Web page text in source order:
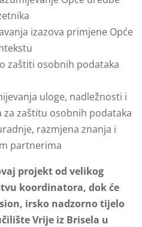
izazova primjene Opće
zaštiti osobnih podataka
uloge, nadležnosti i
zaštitu osobnih podataka
razmjena znanja i
partnerima
projekt od velikog
koordinatora, dok će
irsko nadzorno tijelo
Vrije iz Brisela u